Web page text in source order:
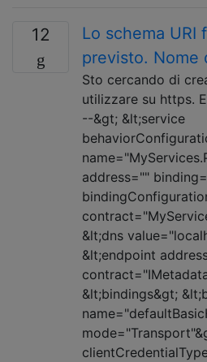
12
Lo schema
previsto. Nome
Sto cercando di
utilizzare su https.
--&gt; &lt;service
address=""
&lt;dns
&lt;endpoint
&lt;bindings&gt;